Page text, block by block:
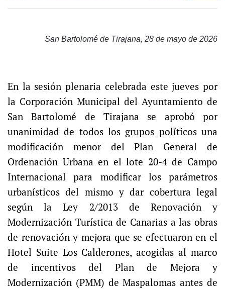
San Bartolomé de Tirajana, 28 de mayo de 2026
En la sesión plenaria celebrada este jueves por
la Corporación Municipal del Ayuntamiento de
San Bartolomé de Tirajana se aprobó por
unanimidad de todos los grupos políticos una
modificación menor del Plan General de
Ordenación Urbana en el lote 20-4 de Campo
Internacional para modificar los parámetros
urbanísticos del mismo y dar cobertura legal
según la Ley 2/2013 de Renovación y
Modernización Turística de Canarias a las obras
de renovación y mejora que se efectuaron en el
Hotel Suite Los Calderones, acogidas al marco
de incentivos del Plan de Mejora y
Modernización (PMM) de Maspalomas antes de